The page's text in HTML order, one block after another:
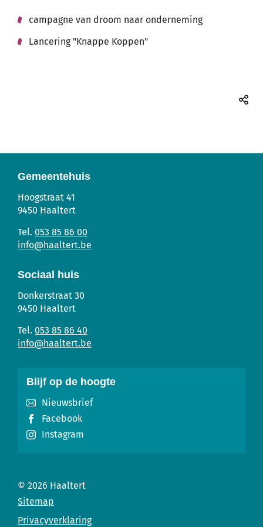
Thema's
campagne van droom naar onderneming
Lancering "Knappe Koppen"
Gemeentehuis
Gemeentehuis
Adres
Hoogstraat 41
9450 Haaltert
Tel.
053 85 86 00
E-
mail
info@haaltert.be
Sociaal huis
Sociaal
Huis
Adres
Donkerstraat 30
9450 Haaltert
Tel.
053 85 86 40
E-
mail
info@haaltert.be
Blijf op de hoogte
Nieuwsbrief
Facebook
Instagram
© 2026 Haaltert
Sitemap
Privacyverklaring